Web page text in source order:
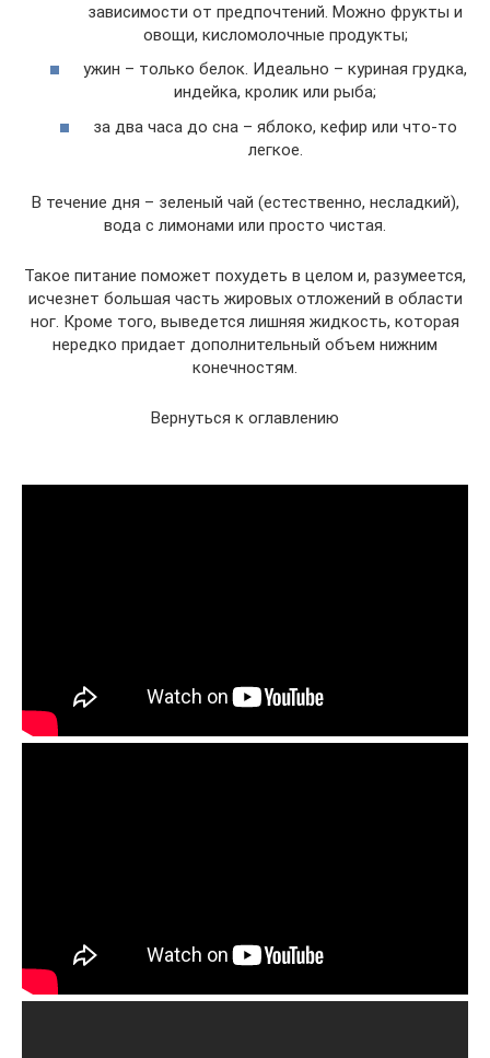
зависимости от предпочтений. Можно фрукты и
овощи, кисломолочные продукты;
ужин – только белок. Идеально – куриная грудка,
индейка, кролик или рыба;
за два часа до сна – яблоко, кефир или что-то
легкое.
В течение дня – зеленый чай (естественно, несладкий),
вода с лимонами или просто чистая.
Такое питание поможет похудеть в целом и, разумеется,
исчезнет большая часть жировых отложений в области
ног. Кроме того, выведется лишняя жидкость, которая
нередко придает дополнительный объем нижним
конечностям.
Вернуться к оглавлению